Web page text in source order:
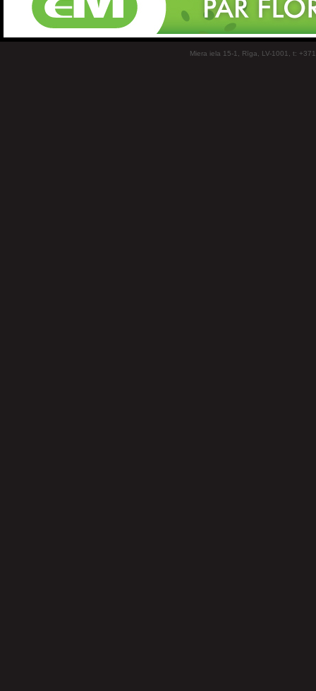
Miera iela 15-1, Rīga, LV-1001, t: